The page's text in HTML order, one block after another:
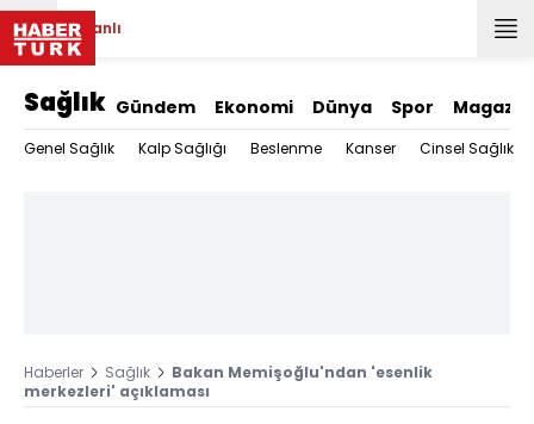
Canlı
Sağlık Gündem Ekonomi Dünya Spor Magazin
Genel Sağlık Kalp Sağlığı Beslenme Kanser Cinsel Sağlık
Haberler Sağlık
Bakan Memişoğlu'ndan 'esenlik
merkezleri' açıklaması